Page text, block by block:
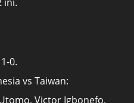
0.
vs Taiwan:
Victor Igbonefo,